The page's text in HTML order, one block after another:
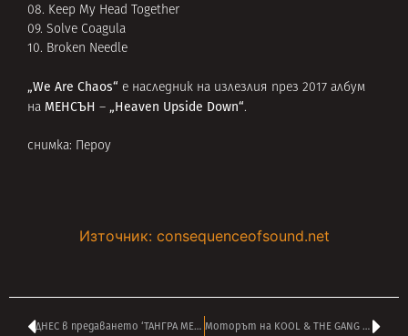
08. Keep My Head Together
09. Solve Coagula
10. Broken Needle
„We Are Chaos“ е наследник на излезлия през 2017 албум
на МЕНСЪН – „Heaven Upside Down“.
снимка: Пероу
Източник: consequenceofsound.net
ДНЕС в предаването ‘ТАНГРА МЕТЪЛ ШОК’ на ВАСИЛ ВЪРБАНОВ от 14:00 Моторът на KOOL & THE GANG – РОНАЛД БЕЛ почина внезапно на 68